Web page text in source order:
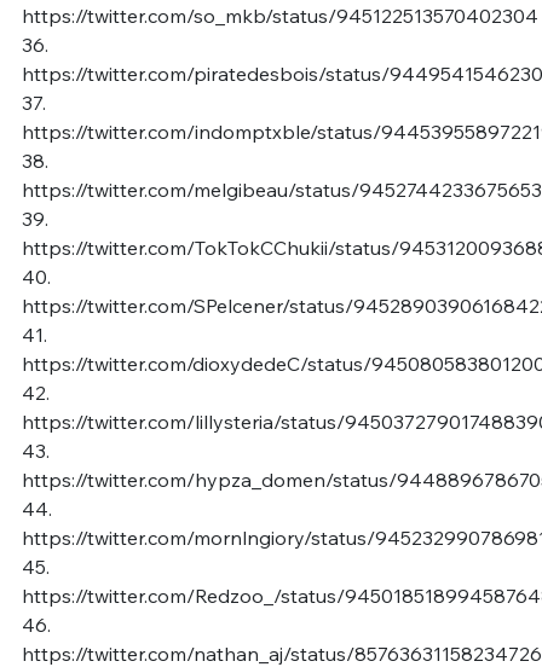
https://twitter.com/so_mkb/status/945122513570402304
36.
https://twitter.com/piratedesbois/status/
37.
https://twitter.com/indomptxble/status/
38.
https://twitter.com/melgibeau/status/
39.
https://twitter.com/TokTokCChukii/status/
40.
https://twitter.com/SPelcener/status/
41.
https://twitter.com/dioxydedeC/status/
42.
https://twitter.com/lillysteria/status/
43.
https://twitter.com/hypza_domen/status/
44.
https://twitter.com/mornlngiory/status/
45.
https://twitter.com/Redzoo_/status/
46.
https://twitter.com/nathan_aj/status/